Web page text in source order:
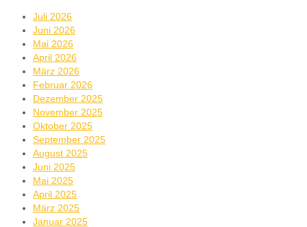
Juli 2026
Juni 2026
Mai 2026
April 2026
März 2026
Februar 2026
Dezember 2025
November 2025
Oktober 2025
September 2025
August 2025
Juni 2025
Mai 2025
April 2025
März 2025
Januar 2025